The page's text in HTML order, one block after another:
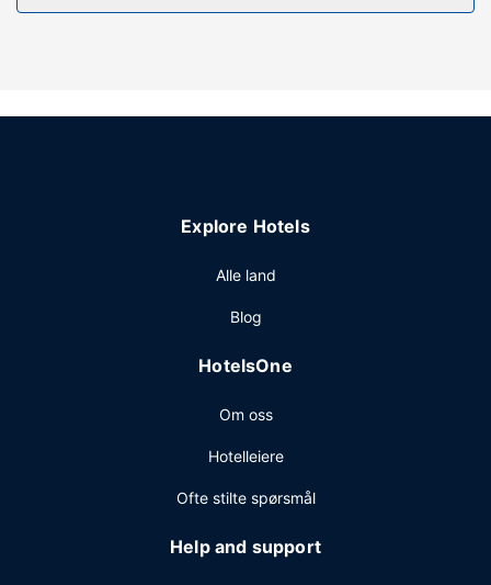
utsikten fra en hage. Dette motellet tilbyr også wi-fi
bagasjeoppbevaring. Gjestene tilbys ubetjent parkering
Explore Hotels
Alle land
Blog
HotelsOne
Om oss
Hotelleiere
Ofte stilte spørsmål
Help and support